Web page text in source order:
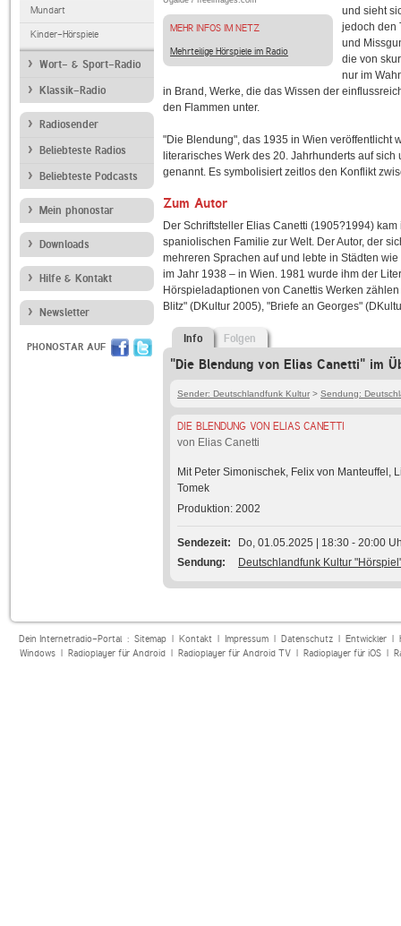
Mundart
Kinder-Hörspiele
Wort- & Sport-Radio
Klassik-Radio
Radiosender
Beliebteste Radios
Beliebteste Podcasts
Mein phonostar
Downloads
Hilfe & Kontakt
Newsletter
PHONOSTAR AUF
MEHR INFOS IM NETZ
Mehrteilige Hörspiele im Radio
und sieht
jedoch den
und
die von
nur im
in Brand, Werke, die das Wissen der
den Flammen unter.
"Die Blendung", das 1935 in Wien veröffentlicht
literarisches Werk des 20. Jahrhunderts auf
genannt. Es symbolisiert zeitlos den Konflikt
Zum Autor
Der Schriftsteller Elias Canetti (1905?1994)
spaniolischen Familie zur Welt. Der Autor, der
mehreren Sprachen auf und lebte in Städten
im Jahr 1938 – in Wien. 1981 wurde ihm der
Hörspieladaptionen von Canettis Werken
Blitz" (DKultur 2005), "Briefe an Georges"
Info Folgen
"Die Blendung von Elias Canetti" im
Sender: Deutschlandfunk Kultur > Sendung:
DIE BLENDUNG VON ELIAS CANETTI
von Elias Canetti
Mit Peter Simonischek, Felix von Manteuffel,
Tomek
Produktion: 2002
Sendezeit
Do, 01.05.2025 | 18:30 - 20:00
Sendung
Deutschlandfunk Kultur
Dein Internetradio-Portal : Sitemap| Kontakt| Impressum| Datenschutz| Entwickler|
Windows| Radioplayer für Android| Radioplayer für Android TV| Radioplayer für iOS|